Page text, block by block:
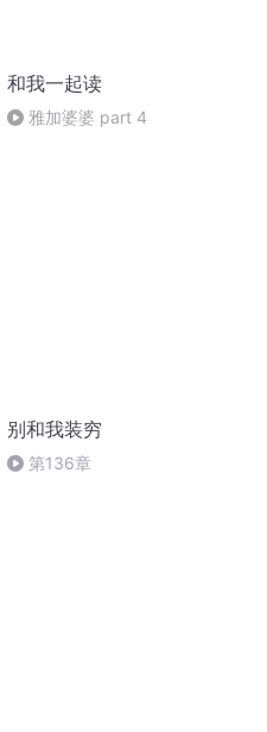
和我一起读
雅加婆婆 part 4
别和我装穷
第136章